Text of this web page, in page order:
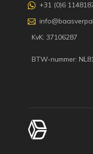
+31 (0)6
KvK: 37106287
BTW-nummer: